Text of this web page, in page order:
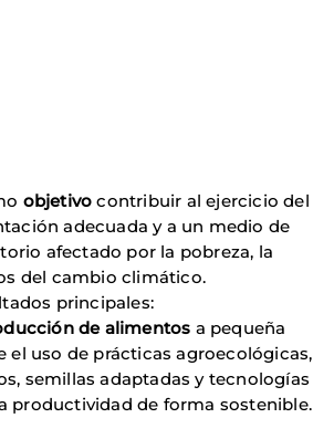
objetivocontribuir al ejercicio del
adecuada y a un medio de
afectado por la pobreza, la
del cambio climático.
principales:
de alimentos a pequeña
el uso de prácticas agroecológicas,
semillas adaptadas y tecnologías
productividad de forma sostenible.